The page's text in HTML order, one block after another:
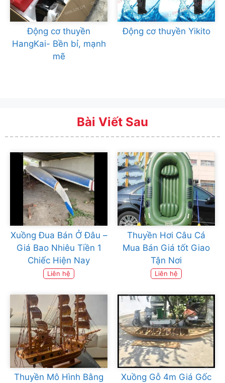
Động cơ thuyền
HangKai- Bền bỉ, mạnh
mẽ
Động cơ thuyền Yikito
Bài Viết Sau
Xuồng Đua Bán Ở Đâu –
Giá Bao Nhiêu Tiền 1
Chiếc Hiện Nay
Liên hệ
Thuyền Hơi Câu Cá
Mua Bán Giá tốt Giao
Tận Nơi
Liên hệ
Thuyền Mô Hình Bằng
Xuồng Gỗ 4m Giá Gốc